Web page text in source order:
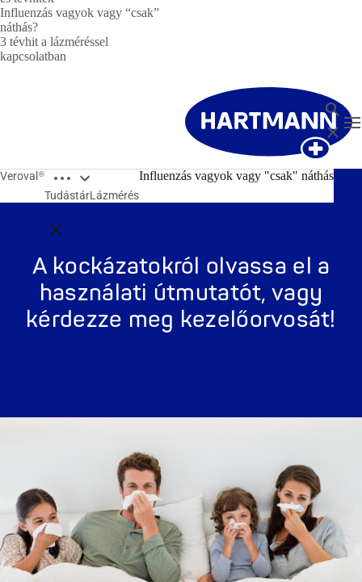
Influenzás vagyok vagy “csak”
náthás?
3 tévhit a lázméréssel
kapcsolatban
Keresés
Bezárás
Veroval® Open breadcrumbs
Close breadcrumbs
TudástárLázmérés
Influenzás vagyok vagy "csak" náthás
A kockázatokról olvassa el a
használati útmutatót, vagy
kérdezze meg kezelőorvosát!